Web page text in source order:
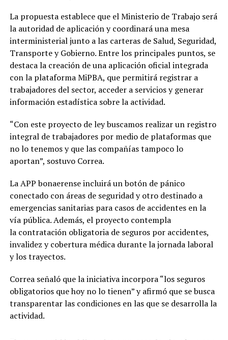
La propuesta establece que el Ministerio de Trabajo será
la autoridad de aplicación y coordinará una mesa
interministerial junto a las carteras de Salud, Seguridad,
Transporte y Gobierno. Entre los principales puntos, se
destaca la creación de una aplicación oficial integrada
con la plataforma MiPBA, que permitirá registrar a
trabajadores del sector, acceder a servicios y generar
información estadística sobre la actividad.
“Con este proyecto de ley buscamos realizar un registro
integral de trabajadores por medio de plataformas que
no lo tenemos y que las compañías tampoco lo
aportan”, sostuvo Correa.
La APP bonaerense incluirá un botón de pánico
conectado con áreas de seguridad y otro destinado a
emergencias sanitarias para casos de accidentes en la
vía pública. Además, el proyecto contempla
la contratación obligatoria de seguros por accidentes,
invalidez y cobertura médica durante la jornada laboral
y los trayectos.
Correa señaló que la iniciativa incorpora “los seguros
obligatorios que hoy no lo tienen” y afirmó que se busca
transparentar las condiciones en las que se desarrolla la
actividad.